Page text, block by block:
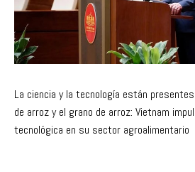
La ciencia y la tecnología están
de arroz y el grano de arroz: Vietnam
tecnológica en su sector agroalimentario